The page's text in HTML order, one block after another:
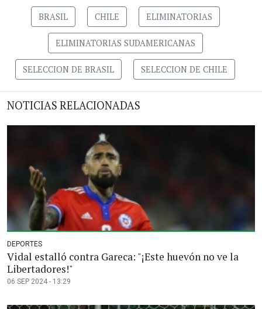
BRASIL CHILE ELIMINATORIAS
ELIMINATORIAS SUDAMERICANAS
SELECCION DE BRASIL SELECCION DE CHILE
NOTICIAS RELACIONADAS
DEPORTES
Vidal estalló contra Gareca: "¡Este huevón no ve la
Libertadores!"
06 SEP 2024 - 13:29